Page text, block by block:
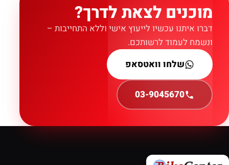
מוכנים לצאת לדרך?
דברו איתנו עכשיו לייעוץ אישי וללא התחייבות –
ונשמח לעמוד לרשותכם.
שלחו וואטסאפ
03-9045670